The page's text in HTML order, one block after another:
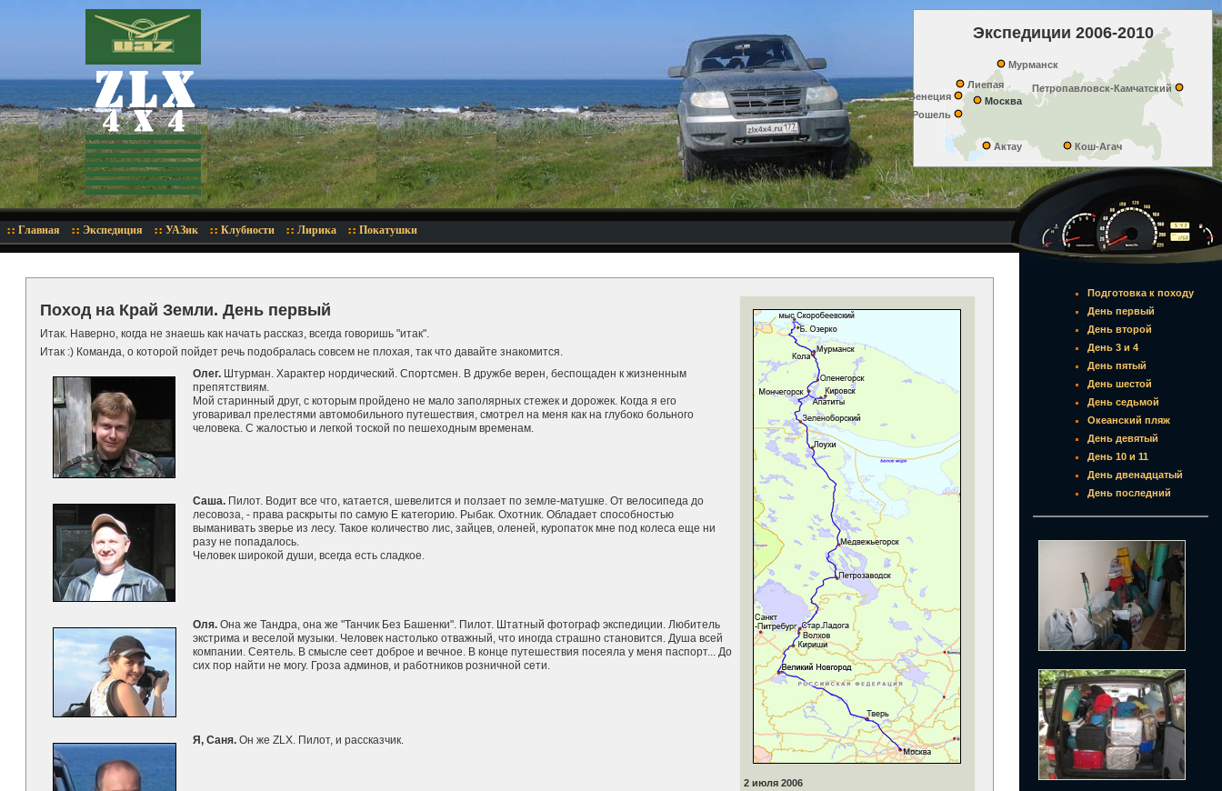
Экспедиции 2006-2010
Москва
Мурманск
Кош-Агач
Актау
Лиепая Петропавловск-Камчатский
Венеция
ЛяРошель
Главная Экспедиция УАЗик Клубности Лирика Покатушки
2 июля 2006
Поход на Край Земли. День первый
Итак. Наверно, когда не знаешь как начать рассказ, всегда говоришь "итак".
Итак :) Команда, о которой пойдет речь подобралась совсем не плохая, так что давайте знакомится.
Олег. Штурман. Характер нордический. Спортсмен. В дружбе верен, беспощаден к жизненным
препятствиям.
Мой старинный друг, с которым пройдено не мало заполярных стежек и дорожек. Когда я его
уговаривал прелестями автомобильного путешествия, смотрел на меня как на глубоко больного
человека. С жалостью и легкой тоской по пешеходным временам.
Саша. Пилот. Водит все что, катается, шевелится и ползает по земле-матушке. От велосипеда до
лесовоза, - права раскрыты по самую Е категорию. Рыбак. Охотник. Обладает способностью
выманивать зверье из лесу. Такое количество лис, зайцев, оленей, куропаток мне под колеса еще ни
разу не попадалось.
Человек широкой души, всегда есть сладкое.
Оля. Она же Тандра, она же "Танчик Без Башенки". Пилот. Штатный фотограф экспедиции. Любитель
экстрима и веселой музыки. Человек настолько отважный, что иногда страшно становится. Душа всей
компании. Сеятель. В смысле сеет доброе и вечное. В конце путешествия посеяла у меня паспорт... До
сих пор найти не могу. Гроза админов, и работников розничной сети.
Я, Саня. Он же ZLX. Пилот, и рассказчик.
Подготовка к походу
День первый
День второй
День 3 и 4
День пятый
День шестой
День седьмой
Океанский пляж
День девятый
День 10 и 11
День двенадцатый
День последний